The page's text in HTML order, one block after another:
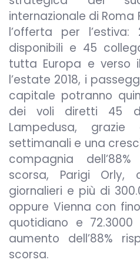
internazionale di Roma
l’offerta per
disponibili e 45
tutta Europa e verso
l’estate 2018, i
capitale potranno
dei voli diretti 45
Lampedusa,
settimanali e una
compagnia
scorsa, Parigi
giornalieri e più di
oppure Vienna con
quotidiano e
aumento dell’88%
scorsa.